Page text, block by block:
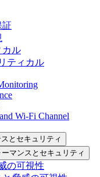
証
カル
ティカル
Wi-Fi Channel
とセキュリティ
マンスとセキュリティ
の可視性